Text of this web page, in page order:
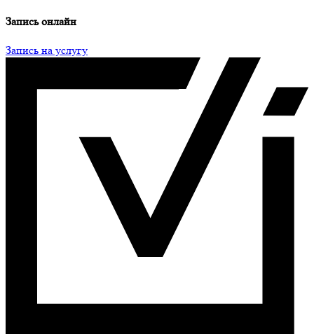
Запись онлайн
Запись на услугу